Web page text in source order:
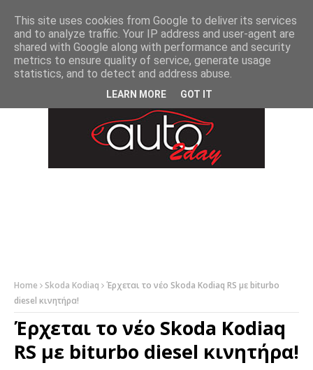
Home Skoda Kodiaq
Έρχεται το νέο Skoda Kodiaq RS με biturbo
diesel κινητήρα!
Έρχεται το νέο Skoda Kodiaq
RS με biturbo diesel κινητήρα!
This site uses cookies from Google to deliver its services
and to analyze traffic. Your IP address and user-agent are
shared with Google along with performance and security
metrics to ensure quality of service, generate usage
statistics, and to detect and address abuse.
LEARN MORE GOT IT